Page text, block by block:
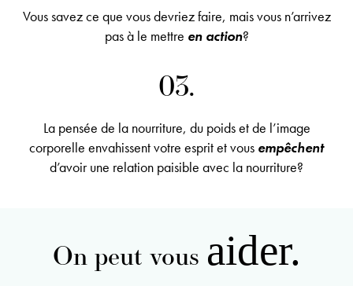
Vous savez ce que vous devriez faire, mais vous n’arrivez
pas à le mettre en action?
03.
La pensée de la nourriture, du poids et de l’image
corporelle envahissent votre esprit et vous empêchent
d’avoir une relation paisible avec la nourriture?
On peut vous aider.